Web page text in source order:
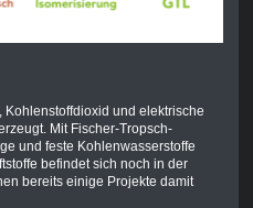
Kohlenstoffdioxid und elektrische
Mit Fischer-Tropsch-
und feste Kohlenwasserstoffe
befindet sich noch in der
bereits einige Projekte damit